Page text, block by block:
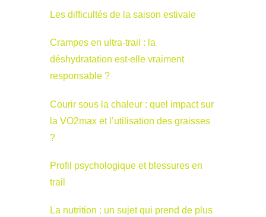
Les difficultés de la saison estivale
Crampes en ultra-trail : la
déshydratation est-elle vraiment
responsable ?
Courir sous la chaleur : quel impact sur
la VO2max et l’utilisation des graisses
?
Profil psychologique et blessures en
trail
La nutrition : un sujet qui prend de plus